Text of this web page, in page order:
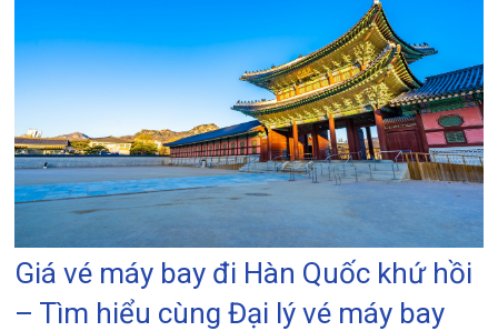
Giá vé máy bay đi Hàn Quốc khứ hồi
– Tìm hiểu cùng Đại lý vé máy bay